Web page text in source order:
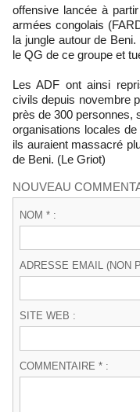
offensive lancée à
armées congolais
la jungle autour de
le QG de ce groupe et
Les ADF ont ainsi
civils depuis novembre
près de 300 personnes,
organisations locales
ils auraient massacré
de Beni. (Le Griot)
NOUVEAU
NOM * :
ADRESSE EMAIL (NON
SITE WEB :
COMMENTAIRE * :